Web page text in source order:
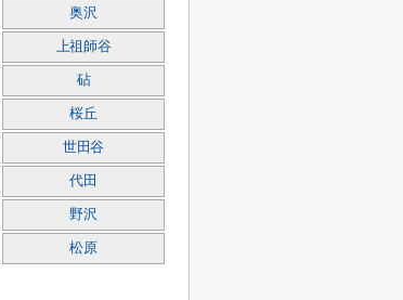
奥沢
上祖師谷
砧
桜丘
世田谷
代田
野沢
松原